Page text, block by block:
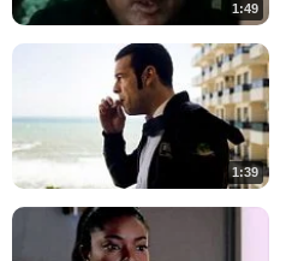
1:49
1:39